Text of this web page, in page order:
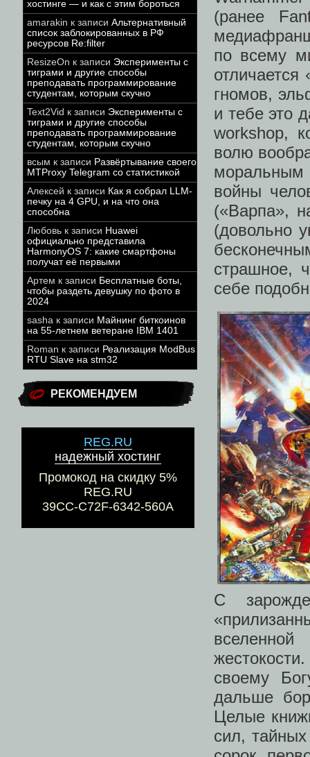
хостинге — и как с этим бороться
amarakin к записи Альтернативный
список заблокированных в РФ
ресурсов Re:filter
ResizeOn к записи Эксперименты с
тиграми и другие способы
преподавать программирование
студентам, которым скучно
Text2Vid к записи Эксперименты с
тиграми и другие способы
преподавать программирование
студентам, которым скучно
всым к записи Развёртывание своего
MTProxy Telegram со статистикой
Алексей к записи Как я собрал LLM-
печку на 4 GPU, и на что она
способна
Любовь к записи Huawei
официально представила
HarmonyOS 7: какие смартфоны
получат её первыми
Артем к записи Бесплатные боты,
чтобы раздеть девушку по фото в
2024
sasha к записи Майнинг биткоинов
на 55-летнем ветеране IBM 1401
Roman к записи Реализация ModBus
RTU Slave на stm32
РЕКОМЕНДУЕМ
REG.RU
надежный хостинг
Промокод на скидку 5%
REG.RU
39CC-C72F-6342-560A
(ранее
по всему
гномов,
и тебе это
workshop,
волю
моральным
войны
(«Варпа»,
(довольно
страшное,
себе
С
своему
дальше
Целые
сил,